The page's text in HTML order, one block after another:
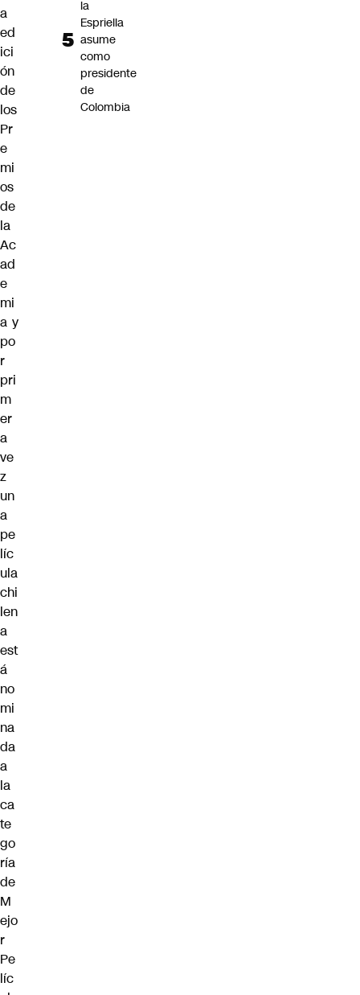
a
ed
ici
ón
de
los
Pr
e
mi
os
de
la
Ac
ad
e
mi
a y
po
r
pri
m
er
a
ve
z
un
a
pe
líc
ula
chi
len
a
est
á
no
mi
na
da
a
la
ca
te
go
ría
de
M
ejo
r
Pe
líc
la
Espriella
asume
como
presidente
de
Colombia